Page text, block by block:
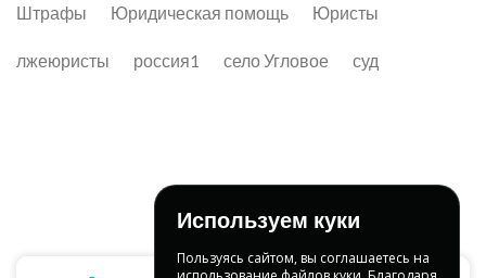
Штрафы Юридическая помощь Юристы
лжеюристы россия1 село Угловое суд
Используем куки
Пользуясь сайтом, вы соглашаетесь на